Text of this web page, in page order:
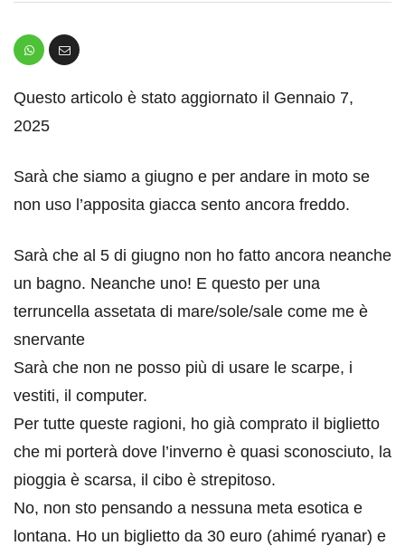
Questo articolo è stato aggiornato il Gennaio 7,
2025
Sarà che siamo a giugno e per andare in moto se
non uso l’apposita giacca sento ancora freddo.
Sarà che al 5 di giugno non ho fatto ancora neanche
un bagno. Neanche uno! E questo per una
terruncella assetata di mare/sole/sale come me è
snervante
Sarà che non ne posso più di usare le scarpe, i
vestiti, il computer.
Per tutte queste ragioni, ho già comprato il biglietto
che mi porterà dove l’inverno è quasi sconosciuto, la
pioggia è scarsa, il cibo è strepitoso.
No, non sto pensando a nessuna meta esotica e
lontana. Ho un biglietto da 30 euro (ahimé ryanar) e